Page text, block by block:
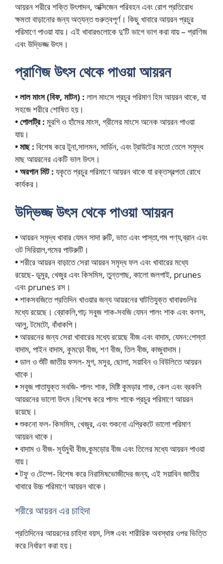
আয়রন শরীরে শক্তি উৎপাদন, অক্সিজেন পরিবহন এবং রোগ প্রতিরোধ
ক্ষমতা বাড়ানোর জন্য অত্যন্ত গুরুত্বপূর্ণ। কিছু খাবারে আয়রন প্রচুর
পরিমাণে পাওয়া যায়। এই খাবারগুলোকে দু’টি ভাগে ভাগ করা যায় – প্রাণিজ
এবং উদ্ভিজ্জ উৎস।
প্রাণিজ উৎস থেকে পাওয়া আয়রন
• লাল মাংস (বিফ, মাটন) : লাল মাংসে প্রচুর পরিমাণ হিম আয়রন থাকে, যা
সহজে শরীরে শোষিত হয়।
• পোলট্রি : মুরগি ও হাঁসের মাংস, গ্রীলের মাংসে অনেক আয়রন পাওয়া
যায়।
• মাছ : বিশেষ করে টুনা,সালমন, সার্ডিন, এবং ট্রাউটের মতো তেলে সমৃদ্ধ
মাছ আয়রনের একটি ভাল উৎস।
• অরগান মিট : যকৃতে প্রচুর পরিমাণে আয়রন থাকে যা রক্তস্বল্পতা রোধে
কার্যকর।
উদ্ভিজ্জ উৎস থেকে পাওয়া আয়রন
•আয়রন সমৃদ্ধ খাবার যেমন সাদা রুটি, ভাত এবং পাস্তা,গম পণ্য,ব্রান এবং
ওট সিরিয়াল,গমের পাউরুটি।
•শরীরে আয়রন বাড়াতে সেরা আয়রন সমৃদ্ধ ফল এবং খাবারের মধ্যে
রয়েছে- ডুমুর, খেজুর এবং কিসমিস, তুন্তগাছ, কালো জলপাই, prunes
এবং prunes রস।
•শাকসবজিতে প্রতিদিন খাওয়ার জন্য আয়রনের ঘাটতিযুক্ত খাবারগুলির
মধ্যে রয়েছে। ব্রোকলি,গাঢ় সবুজ শাক-সবজি যেমন পালং শাক এবং কলস,
আলু, টমেটো, বাঁধাকপি।
•আয়রনের জন্য সেরা খাবারের মধ্যে রয়েছে বীজ এবং বাদাম, যেমন:পেস্তা
বাদাম, পাইন বাদাম, কুমড়ো বীজ, শণ বীজ, তিল বীজ, কাজুবাদাম।
•ডাল ও শুঁটি জাতীয় ফসল- মুগ, মসুর, ছোলা, সয়াবিন ও বিউলিতে আয়রন
থাকে।
•সবুজ পাতাযুক্ত সবজি- পালং শাক, মিষ্টি কুমড়ার শাক, কেল এবং ব্রকলি
আয়রনের ভালো উৎস।বিশেষ করে পালং শাকে প্রচুর পরিমাণে আয়রন
রয়েছে।
•শুকনো ফল- কিসমিস, খেজুর, এবং শুকনো এপ্রিকটে ভালো পরিমাণ
আয়রন থাকে।
•বাদাম ও বীজ- সূর্যমুখী বীজ,কুমড়োর বীজ এবং তিলের মধ্যে আয়রন পাওয়া
যায়।
•টফু ও টেম্পে- বিশেষ করে নিরামিষভোজীদের জন্য, এই সয়াবিন জাতীয়
খাবারে উচ্চ পরিমাণে আয়রন থাকে।
শরীরে আয়রন এর চাহিদা
প্রতিদিনের আয়রনের চাহিদা বয়স, লিঙ্গ এবং শারীরিক অবস্থার ওপর ভিত্তি
করে নির্ধারণ করা হয়।